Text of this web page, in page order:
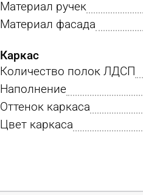
Материал ручек
Материал фасада
Каркас
Количество полок ЛДСП
Наполнение
Оттенок каркаса
Цвет каркаса